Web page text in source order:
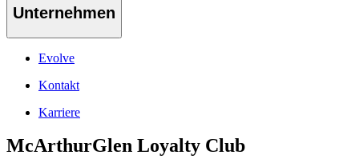
Unternehmen
Evolve
Kontakt
Karriere
McArthurGlen Loyalty Club